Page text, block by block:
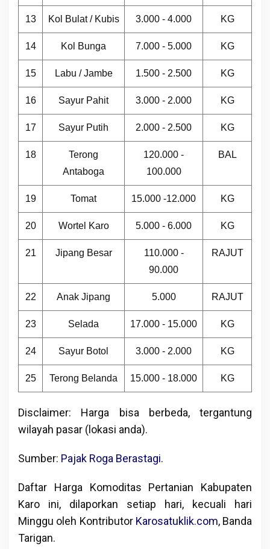
13 Kol Bulat / Kubis 3.000 - 4.000 KG
14 Kol Bunga 7.000 - 5.000 KG
15 Labu / Jambe 1.500 - 2.500 KG
16 Sayur Pahit 3.000 - 2.000 KG
17 Sayur Putih 2.000 - 2.500 KG
18
Terong
Antaboga
120.000 -
100.000
BAL
19 Tomat 15.000 -12.000 KG
20 Wortel Karo 5.000 - 6.000 KG
21 Jipang Besar
110.000 -
90.000
RAJUT
22 Anak Jipang 5.000 RAJUT
23 Selada 17.000 - 15.000 KG
24 Sayur Botol 3.000 - 2.000 KG
25 Terong Belanda 15.000 - 18.000 KG
Disclaimer: Harga bisa berbeda, tergantung
wilayah pasar (lokasi anda).
Sumber: Pajak Roga Berastagi.
Daftar Harga Komoditas Pertanian Kabupaten
Karo ini, dilaporkan setiap hari, kecuali hari
Minggu oleh Kontributor Karosatuklik.com, Banda
Tarigan.